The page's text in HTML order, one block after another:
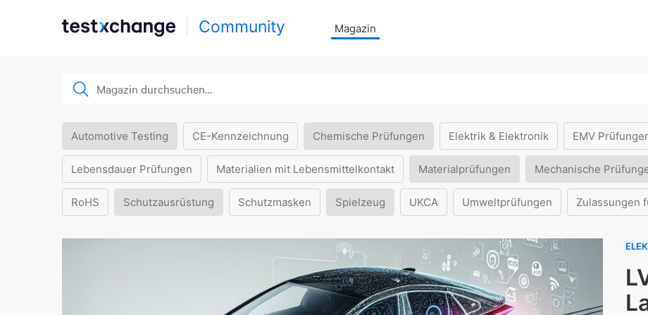
Community Magazin
Automotive Testing CE-Kennzeichnung Chemische Prüfungen Elektrik & Elektronik EMV
Lebensdauer Prüfungen Materialien mit Lebensmittelkontakt Materialprüfungen Mechanische
RoHS Schutzausrüstung Schutzmasken Spielzeug UKCA Umweltprüfungen Zulassungen